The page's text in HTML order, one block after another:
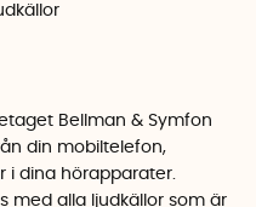
Bellman & Symfon
din mobiltelefon,
i dina hörapparater.
med alla ljudkällor som är